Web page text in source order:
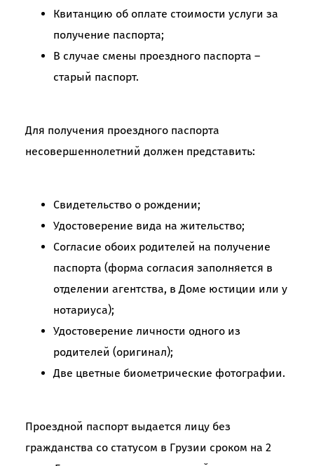
Квитанцию об оплате стоимости услуги за
получение паспорта;
В случае смены проездного паспорта –
старый паспорт.
Для получения проездного паспорта
несовершеннолетний должен представить:
Свидетельство о рождении;
Удостоверение вида на жительство;
Согласие обоих родителей на получение
паспорта (форма согласия заполняется в
отделении агентства, в Доме юстиции или у
нотариуса);
Удостоверение личности одного из
родителей (оригинал);
Две цветные биометрические фотографии.
Проездной паспорт выдается лицу без
гражданства со статусом в Грузии сроком на 2